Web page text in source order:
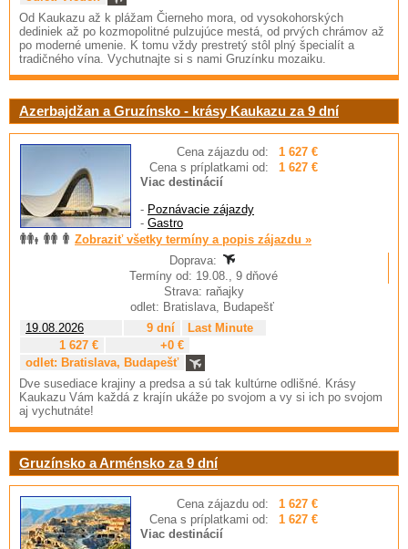
Od Kaukazu až k plážam Čierneho mora, od vysokohorských
dediniek až po kozmopolitné pulzujúce mestá, od prvých chrámov až
po moderné umenie. K tomu vždy prestretý stôl plný špecialít a
tradičného vína. Vychutnajte si s nami Gruzínku mozaiku.
Azerbajdžan a Gruzínsko - krásy Kaukazu za 9 dní
Cena zájazdu od:
1 627 €
Cena s príplatkami od:
1 627 €
Viac destinácií
- Poznávacie zájazdy
- Gastro
Zobraziť všetky termíny a popis zájazdu »
Doprava:
Termíny od: 19.08., 9 dňové
Strava: raňajky
odlet: Bratislava, Budapešť
19.08.2026
9 dní
Last Minute
1 627 €
+0 €
odlet: Bratislava, Budapešť
Dve susediace krajiny a predsa a sú tak kultúrne odlišné. Krásy
Kaukazu Vám každá z krajín ukáže po svojom a vy si ich po svojom
aj vychutnáte!
Gruzínsko a Arménsko za 9 dní
Cena zájazdu od:
1 627 €
Cena s príplatkami od:
1 627 €
Viac destinácií